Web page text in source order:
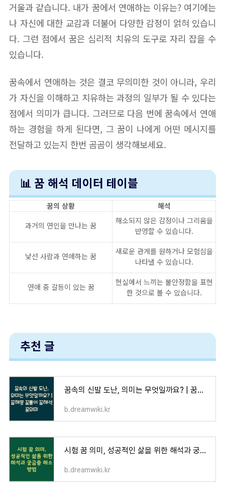
거울과 같습니다. 내가 꿈에서 연애하는 이유는? 여기에는
나 자신에 대한 교감과 더불어 다양한 감정이 얽혀 있습니
다. 그런 점에서 꿈은 심리적 치유의 도구로 자리 잡을 수
있습니다.
꿈속에서 연애하는 것은 결코 무의미한 것이 아니라, 우리
가 자신을 이해하고 치유하는 과정의 일부가 될 수 있다는
점에서 의미가 큽니다. 그러므로 다음 번에 꿈속에서 연애
하는 경험을 하게 된다면, 그 꿈이 나에게 어떤 메시지를
전달하고 있는지 한번 곰곰이 생각해보세요.
📊 꿈 해석 데이터 테이블
꿈의 상황
해석
과거의 연인을 만나는 꿈
해소되지 않은 감정이나 그리움을
반영할 수 있습니다.
낯선 사람과 연애하는 꿈
새로운 관계를 원하거나 모험심을
나타낼 수 있습니다.
연애 중 갈등이 있는 꿈
현실에서 느끼는 불안정함을 표현
한 것으로 볼 수 있습니다.
추천 글
꿈속의 신발 도난, 의미는 무엇일까요? | 꿈해몽 꿈풀이 꿈해석 꿈의미
b.dreamwiki.kr
시험 꿈 의미, 성공적인 삶을 위한 해석과 궁금증 해소 방법
b.dreamwiki.kr